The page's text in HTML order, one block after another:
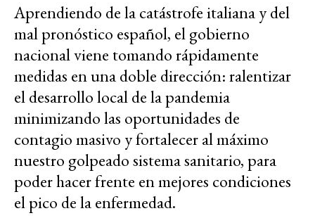
Aprendiendo de la catástrofe italiana y del
mal pronóstico español, el gobierno
nacional viene tomando rápidamente
medidas en una doble dirección: ralentizar
el desarrollo local de la pandemia
minimizando las oportunidades de
contagio masivo y fortalecer al máximo
nuestro golpeado sistema sanitario, para
poder hacer frente en mejores condiciones
el pico de la enfermedad.